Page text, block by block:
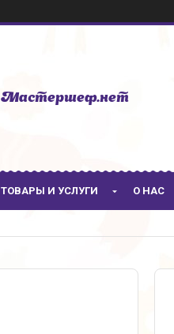
Мастершеф.нет
ТОВАРЫ И УСЛУГИ О НАС